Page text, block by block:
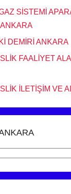
SİSTEMİ
DEMİRİ ANKARA
FAALİYET
İLETİŞİM VE